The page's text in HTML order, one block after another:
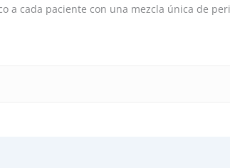
a cada paciente con una mezcla única de